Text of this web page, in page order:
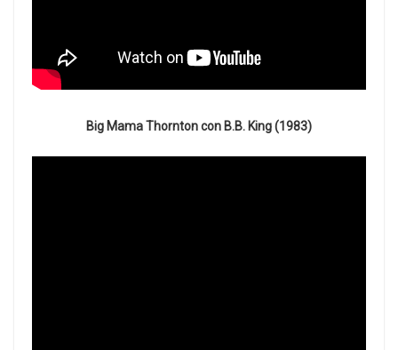
Big Mama Thornton con B.B. King (1983)